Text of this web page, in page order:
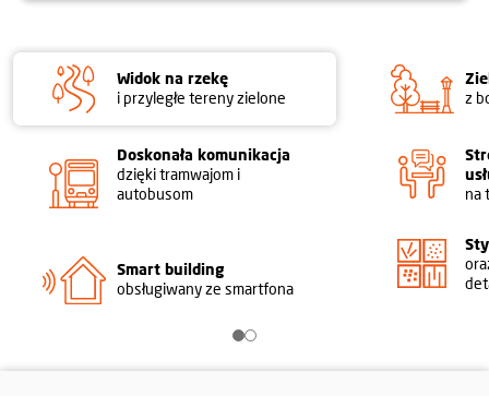
Widok na rzekę
i przyległe tereny zielone
Doskonała komunikacja
dzięki tramwajom i
autobusom
Smart building
obsługiwany ze smartfona
z
na